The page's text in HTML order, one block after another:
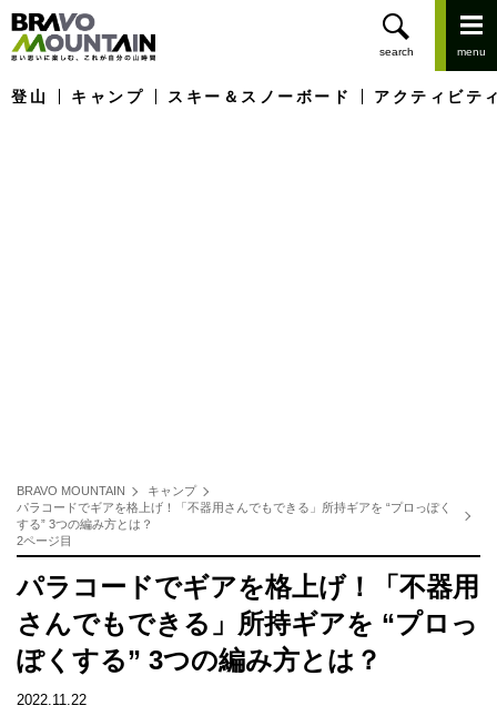
登山 キャンプ スキー＆スノーボード アクティビテ
BRAVO MOUNTAIN
キャンプ
パラコードでギアを格上げ！「不器用さんでもできる」所持ギアを “プロっぽく
する” 3つの編み方とは？
2ページ目
パラコードでギアを格上げ！「不器用
さんでもできる」所持ギアを “プロっ
ぽくする” 3つの編み方とは？
2022.11.22